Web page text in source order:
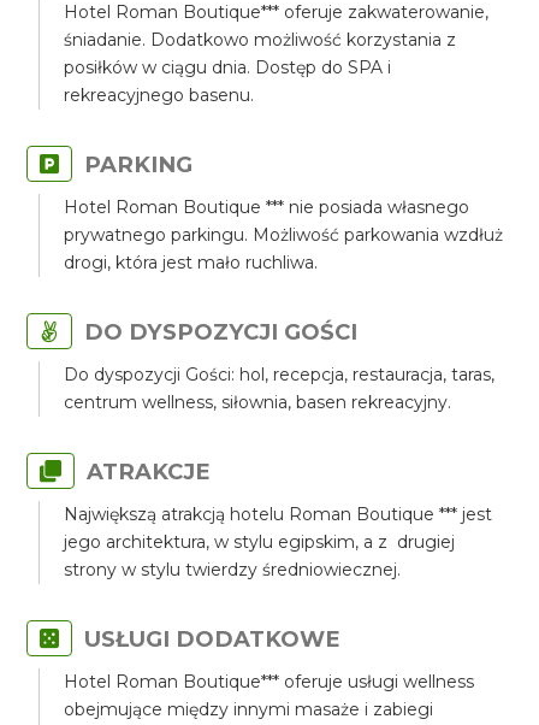
Hotel Roman Boutique*** oferuje zakwaterowanie,
śniadanie. Dodatkowo możliwość korzystania z
posiłków w ciągu dnia. Dostęp do SPA i
rekreacyjnego basenu.
PARKING
Hotel Roman Boutique *** nie posiada własnego
prywatnego parkingu. Możliwość parkowania wzdłuż
drogi, która jest mało ruchliwa.
DO DYSPOZYCJI GOŚCI
Do dyspozycji Gości: hol, recepcja, restauracja, taras,
centrum wellness, siłownia, basen rekreacyjny.
ATRAKCJE
Największą atrakcją hotelu Roman Boutique *** jest
jego architektura, w stylu egipskim, a z drugiej
strony w stylu twierdzy średniowiecznej.
USŁUGI DODATKOWE
Hotel Roman Boutique*** oferuje usługi wellness
obejmujące między innymi masaże i zabiegi